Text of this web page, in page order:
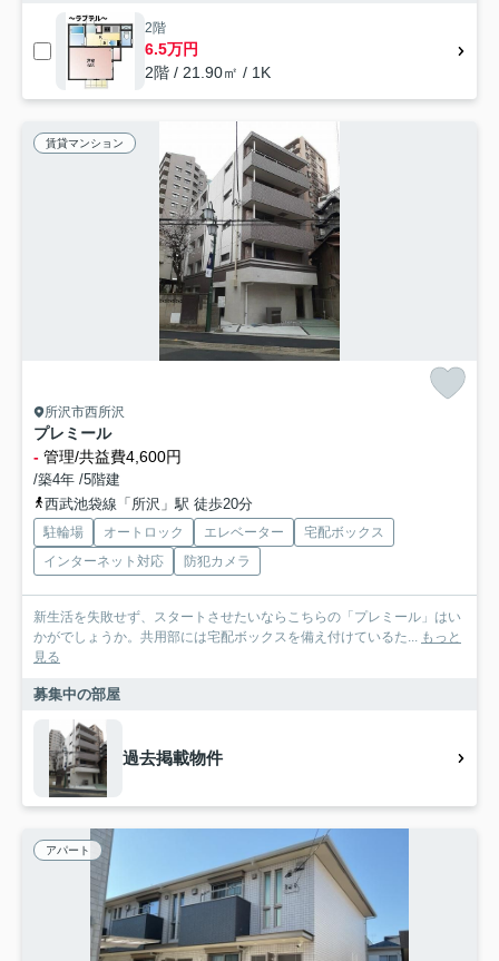
2階
6.5万円
2階 / 21.90㎡ / 1K
賃貸マンション
所沢市西所沢
プレミール
- 管理/共益費4,600円
/築4年 /5階建
西武池袋線「所沢」駅 徒歩20分
駐輪場 オートロック エレベーター
宅配ボックス
インターネット対応
防犯カメラ
新生活を失敗せず、スタートさせたいならこちらの「プレミール」はい
かがでしょうか。共用部には宅配ボックスを備え付けているた... もっと
見る
募集中の部屋
過去掲載物件
アパート